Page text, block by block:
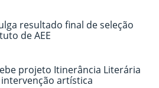
resultado final de seleção
de AEE
projeto Itinerância Literária
artística